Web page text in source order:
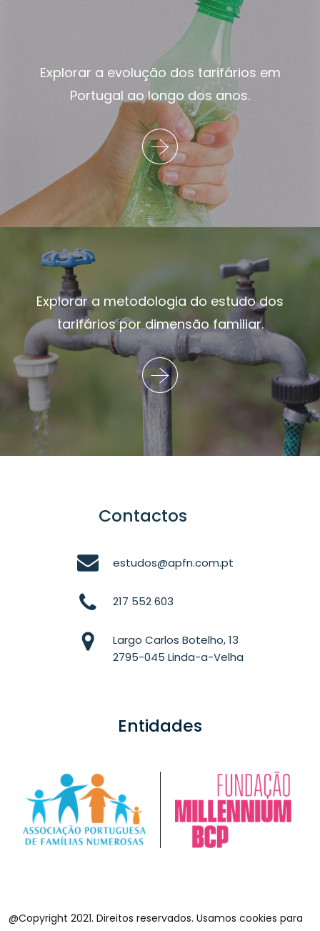
Explorar a evolução dos tarifários em
Portugal ao longo dos anos.
Explorar a metodologia do estudo dos
tarifários por dimensão familiar.
Contactos
estudos@apfn.com.pt
217 552 603
Largo Carlos Botelho, 13
2795-045 Linda-a-Velha
Entidades
@Copyright 2021. Direitos reservados. Usamos cookies para